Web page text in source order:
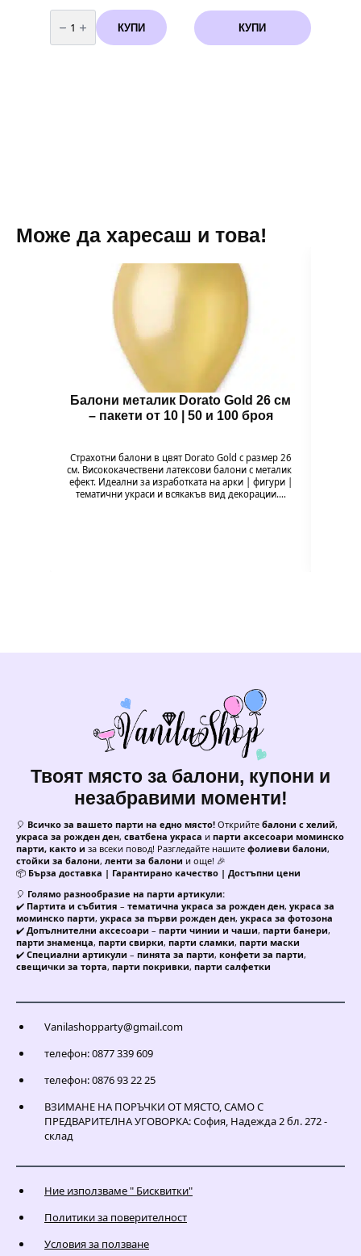
количество
за
Топчета
за
КУПИ КУПИ
Може да харесаш и това!
Балони металик Dorato Gold 26 см
– пакети от 10 | 50 и 100 броя
Страхотни балони в цвят Dorato Gold с размер 26
см. Висококачествени латексови балони с металик
ефект. Идеални за изработката на арки | фигури |
тематични украси и всякакъв вид декорации.…
Твоят място за балони, купони и
незабравими моменти!
🎈 Всичко за вашето парти на едно място! Открийте балони с хелий,
украса за рожден ден, сватбена украса и парти аксесоари моминско
парти, както и за всеки повод! Разгледайте нашите фолиеви балони,
стойки за балони, ленти за балони и още! 🎉
📦 Бърза доставка | Гарантирано качество | Достъпни цени
🎈 Голямо разнообразие на парти артикули:
✔️ Партита и събития – тематична украса за рожден ден, украса за
моминско парти, украса за първи рожден ден, украса за фотозона
✔️ Допълнителни аксесоари – парти чинии и чаши, парти банери,
парти знаменца, парти свирки, парти сламки, парти маски
✔️ Специални артикули – пинята за парти, конфети за парти,
свещички за торта, парти покривки, парти салфетки
Vanilashopparty@gmail.com
телефон: 0877 339 609
телефон: 0876 93 22 25
ВЗИМАНЕ НА ПОРЪЧКИ ОТ МЯСТО, САМО С
ПРЕДВАРИТЕЛНА УГОВОРКА: София, Надежда 2 бл. 272 -
склад
Ние използваме " Бисквитки"
Политики за поверителност
Условия за ползване